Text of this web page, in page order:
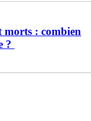
morts : combien
?